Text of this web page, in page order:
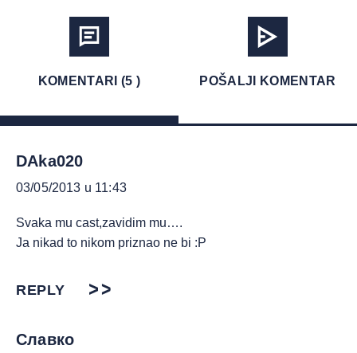
KOMENTARI (5 ) POŠALJI KOMENTAR
DAka020
03/05/2013 u 11:43
Svaka mu cast,zavidim mu….
Ja nikad to nikom priznao ne bi :P
REPLY
Славко